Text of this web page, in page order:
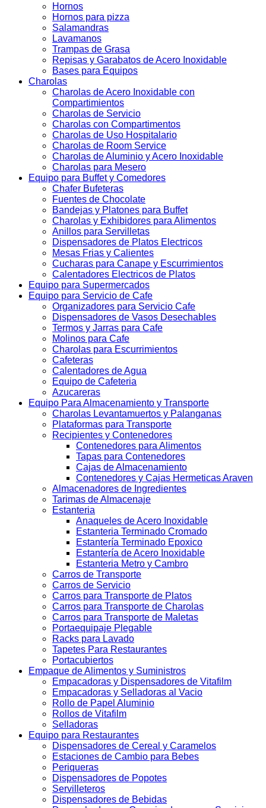
Hornos
Hornos para pizza
Salamandras
Lavamanos
Trampas de Grasa
Repisas y Garabatos de Acero Inoxidable
Bases para Equipos
Charolas
Charolas de Acero Inoxidable con
Compartimientos
Charolas de Servicio
Charolas con Compartimentos
Charolas de Uso Hospitalario
Charolas de Room Service
Charolas de Aluminio y Acero Inoxidable
Charolas para Mesero
Equipo para Buffet y Comedores
Chafer Bufeteras
Fuentes de Chocolate
Bandejas y Platones para Buffet
Charolas y Exhibidores para Alimentos
Anillos para Servilletas
Dispensadores de Platos Electricos
Mesas Frias y Calientes
Cucharas para Canape y Escurrimientos
Calentadores Electricos de Platos
Equipo para Supermercados
Equipo para Servicio de Cafe
Organizadores para Servicio Cafe
Dispensadores de Vasos Desechables
Termos y Jarras para Cafe
Molinos para Cafe
Charolas para Escurrimientos
Cafeteras
Calentadores de Agua
Equipo de Cafeteria
Azucareras
Equipo Para Almacenamiento y Transporte
Charolas Levantamuertos y Palanganas
Plataformas para Transporte
Recipientes y Contenedores
Contenedores para Alimentos
Tapas para Contenedores
Cajas de Almacenamiento
Contenedores y Cajas Hermeticas Araven
Almacenadores de Ingredientes
Tarimas de Almacenaje
Estanteria
Anaqueles de Acero Inoxidable
Estanteria Terminado Cromado
Estantería Terminado Epoxico
Estantería de Acero Inoxidable
Estanteria Metro y Cambro
Carros de Transporte
Carros de Servicio
Carros para Transporte de Platos
Carros para Transporte de Charolas
Carros para Transporte de Maletas
Portaequipaje Plegable
Racks para Lavado
Tapetes Para Restaurantes
Portacubiertos
Empaque de Alimentos y Suministros
Empacadoras y Dispensadores de Vitafilm
Empacadoras y Selladoras al Vacio
Rollo de Papel Aluminio
Rollos de Vitafilm
Selladoras
Equipo para Restaurantes
Dispensadores de Cereal y Caramelos
Estaciones de Cambio para Bebes
Periqueras
Dispensadores de Popotes
Servilleteros
Dispensadores de Bebidas